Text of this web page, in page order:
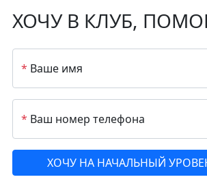
ХОЧУ В КЛУБ,
* Ваше имя
* Ваш номер телефона